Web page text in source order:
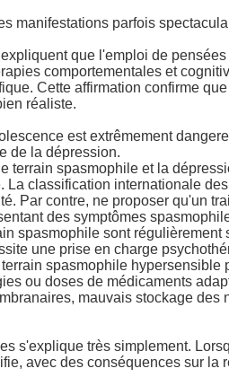
manifestations parfois
que l'emploi de
comportementales et
Cette affirmation confirme
réaliste.
est extrêmement
de la dépression.
terrain spasmophile et la
La classification internationale
Par contre, ne proposer qu'un
des symptômes
spasmophile sont régulièrement
une prise en charge
spasmophile hypersensible
ou doses de médicaments
mauvais stockage des
s'explique très simplement.
avec des conséquences sur la